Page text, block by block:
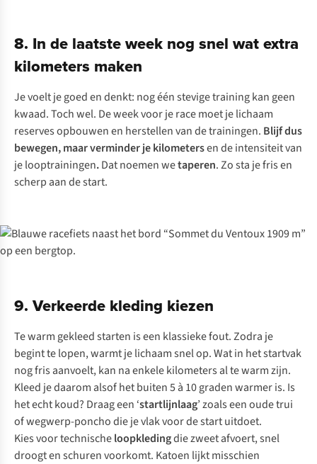
8. In de laatste week nog snel wat extra
kilometers maken
Je voelt je goed en denkt: nog één stevige training kan geen
kwaad. Toch wel. De week voor je race moet je lichaam
reserves opbouwen en herstellen van de trainingen. Blijf dus
bewegen, maar verminder je kilometersen de intensiteit van
je looptrainingen.Dat noemen wetaperen. Zo sta je fris en
scherp aan de start.
9. Verkeerde kleding kiezen
Te warm gekleed starten is een klassieke fout. Zodra je
begint te lopen, warmt je lichaam snel op. Wat in het startvak
nog fris aanvoelt, kan na enkele kilometers al te warm zijn.
Kleed je daarom alsof het buiten 5 à 10 graden warmer is. Is
het echt koud? Draag een ‘startlijnlaag’ zoals een oude trui
of wegwerp-poncho die je vlak voor de start uitdoet.
Kies voor technischeloopkledingdie zweet afvoert, snel
droogt en schuren voorkomt. Katoen lijkt misschien